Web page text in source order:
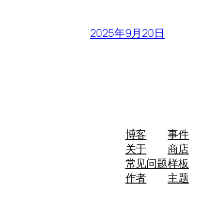
2025年9月20日
博客
关于
常见问题
作者
事件
商店
样板
主题